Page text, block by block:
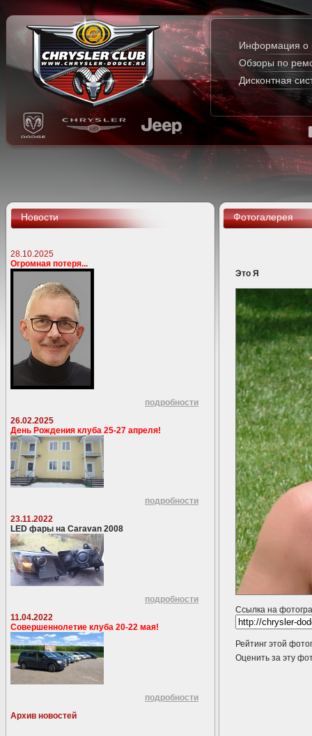
Информация о
Обзоры по
Дисконтная
Новости
28.10.2025
Огромная потеря...
подробности
26.02.2025
День Рождения клуба 25-27 апреля!
подробности
23.11.2022
LED фары на Caravan 2008
подробности
11.04.2022
Совершеннолетие клуба 20-22 мая!
подробности
Архив новостей
Фотогалерея
Это Я
Ссылка на
Рейтинг этой
Оценить за эту